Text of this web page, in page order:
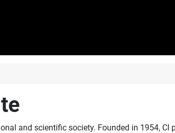
and scientific society. Founded in 1954,